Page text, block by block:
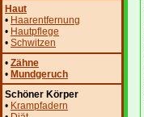
Haut
• Haarentfernung
• Hautpflege
• Schwitzen
• Zähne
• Mundgeruch
Schöner Körper
• Krampfadern